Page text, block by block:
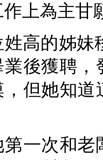
作上為主甘
姓高的姊妹
業後獲聘，
，但她知道
第一次和老